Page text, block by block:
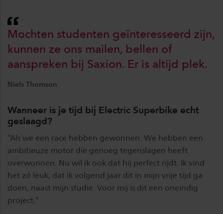
Mochten studenten geïnteresseerd zijn,
kunnen ze ons mailen, bellen of
aanspreken bij Saxion. Er is altijd plek.
Niels Thomson
Wanneer is je tijd bij Electric Superbike echt
geslaagd?
“Als we een race hebben gewonnen. We hebben een
ambitieuze motor die genoeg tegenslagen heeft
overwonnen. Nu wil ik ook dat hij perfect rijdt. Ik vind
het zó leuk, dat ik volgend jaar dit in mijn vrije tijd ga
doen, naast mijn studie. Voor mij is dit een oneindig
project.”